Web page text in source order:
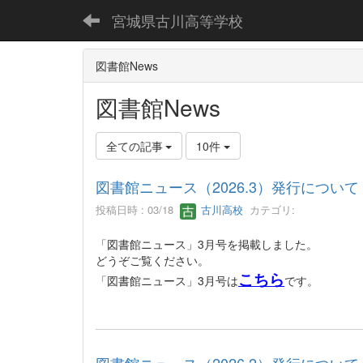
宮城県古川高等学校
図書館News
図書館News
全ての記事 10件
図書館ニュース（2026.3）発行について
投稿日時 : 03/18 古川高校 カテゴリ:
「図書館ニュース」3月号を掲載しました。
どうぞご覧ください。
「図書館ニュース」3月号はこちらです。